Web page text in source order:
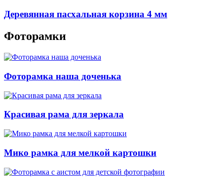
Деревянная пасхальная корзина 4 мм
Фоторамки
Фоторамка наша доченька
Красивая рама для зеркала
Мико рамка для мелкой картошки